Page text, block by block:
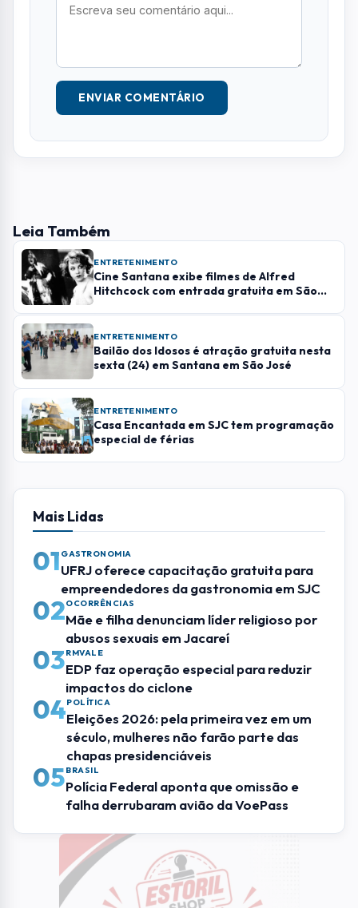
Seu e-mail e telefone não serão exibidos
publicamente. Campos com * são obrigatórios.
E-MAIL
COMENTÁRIO *
ENVIAR COMENTÁRIO
Leia Também
ENTRETENIMENTO
Hitchcock com entrada gratuita em São
José
ENTRETENIMENTO
Bailão dos Idosos é atração gratuita nesta
sexta (24) em Santana em São José
ENTRETENIMENTO
Casa Encantada em SJC tem programação
especial de férias
Mais Lidas
UFRJ oferece capacitação gratuita para
empreendedores da gastronomia em SJC
02 OCORRÊNCIAS
Mãe e filha denunciam líder religioso por
abusos sexuais em Jacareí